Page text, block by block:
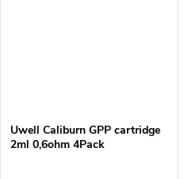
Uwell Caliburn GPP cartridge
2ml 0,6ohm 4Pack